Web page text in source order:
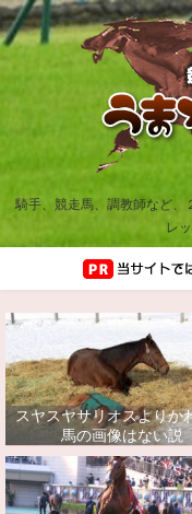
騎手、競走馬、調教師など、
レ
スヤスヤサリオスよりか
馬の画像はない説